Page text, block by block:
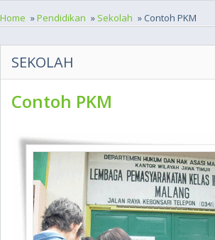
Home »Pendidikan » Sekolah » Contoh PKM
SEKOLAH
Contoh PKM